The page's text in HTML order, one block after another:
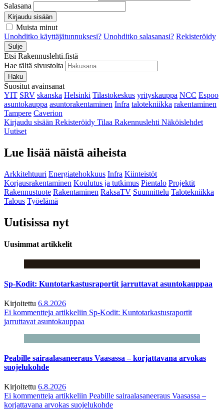
Salasana
Kirjaudu sisään
Muista minut
Unohditko käyttäjätunnuksesi? Unohditko salasanasi? Rekisteröidy
Sulje
Etsi Rakennuslehti.fistä
Hae tältä sivustolta
Haku
Suositut avainsanat
YIT SRV skanska Helsinki Tilastokeskus yrityskauppa NCC Espoo
asuntokauppa asuntorakentaminen Infra talotekniikka rakentaminen
Tampere Caverion
Kirjaudu sisään Rekisteröidy Tilaa Rakennuslehti Näköislehdet
Uutiset
Lue lisää näistä aiheista
Arkkitehtuuri Energiatehokkuus Infra Kiinteistöt
Korjausrakentaminen Koulutus ja tutkimus Pientalo Projektit
Rakennustuote Rakentaminen RaksaTV Suunnittelu Talotekniikka
Talous Työelämä
Uutisissa nyt
Uusimmat artikkelit
Sp-Kodit: Kuntotarkastusraportit jarruttavat asuntokauppaa
Kirjoitettu 6.8.2026
Ei kommentteja artikkeliin Sp-Kodit: Kuntotarkastusraportit
jarruttavat asuntokauppaa
Peabille sairaalasaneeraus Vaasassa – korjattavana arvokas
suojelukohde
Kirjoitettu 6.8.2026
Ei kommentteja artikkeliin Peabille sairaalasaneeraus Vaasassa –
korjattavana arvokas suojelukohde